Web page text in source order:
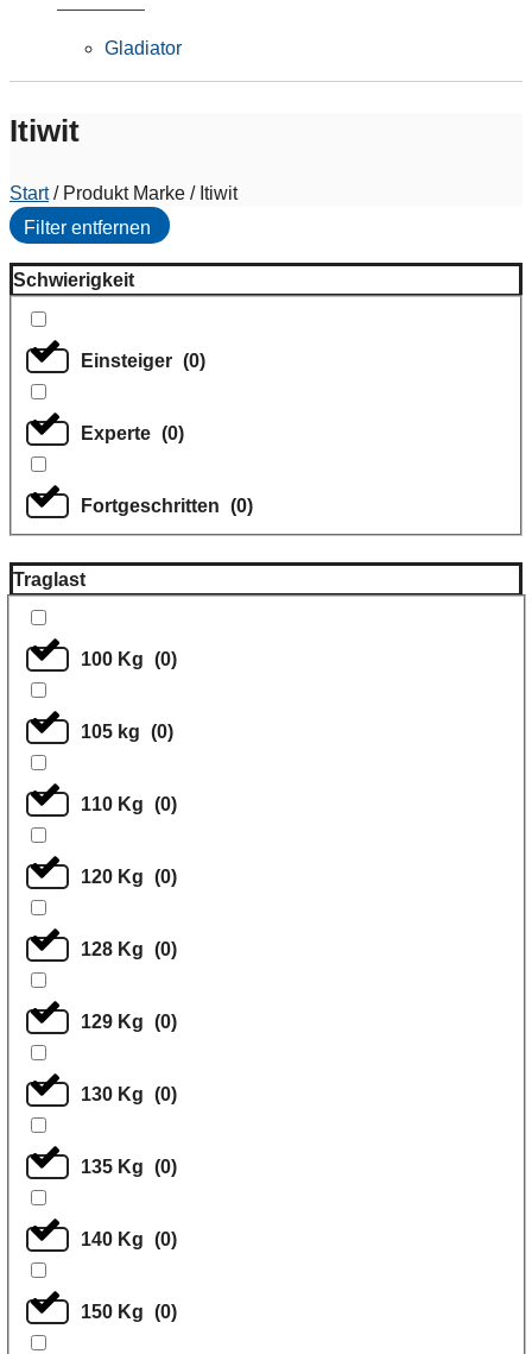
Gladiator
Itiwit
Start/ Produkt Marke / Itiwit
Filter entfernen
Schwierigkeit
Einsteiger (0)
Experte (0)
Fortgeschritten (0)
Traglast
100 Kg (0)
105 kg (0)
110 Kg (0)
120 Kg (0)
128 Kg (0)
129 Kg (0)
130 Kg (0)
135 Kg (0)
140 Kg (0)
150 Kg (0)